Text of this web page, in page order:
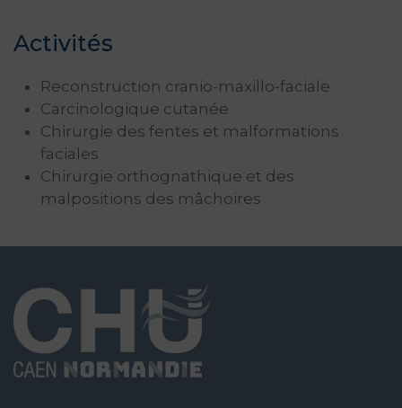
Activités
Reconstruction cranio-maxillo-faciale
Carcinologique cutanée
Chirurgie des fentes et malformations
faciales
Chirurgie orthognathique et des
malpositions des mâchoires